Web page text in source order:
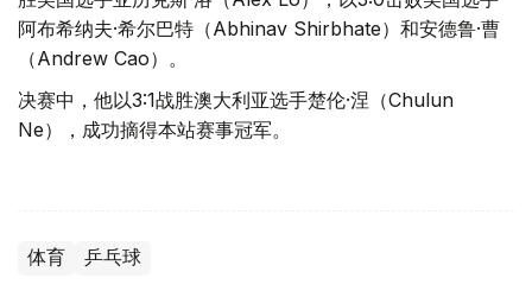
阿布希纳夫·希尔巴特（Abhinav Shirbhate）和安德鲁·曹
（Andrew Cao）。
决赛中，他以3:1战胜澳大利亚选手楚伦·涅（Chulun
Ne），成功摘得本站赛事冠军。
体育 乒乓球